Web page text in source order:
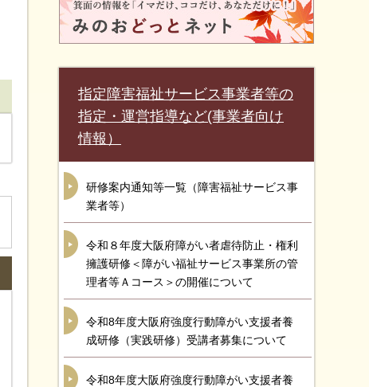
指定障害福祉サービス事業者等の
指定・運営指導など(事業者向け
情報）
研修案内通知等一覧（障害福祉サービス事
業者等）
令和８年度大阪府障がい者虐待防止・権利
擁護研修＜障がい福祉サービス事業所の管
理者等Ａコース＞の開催について
令和8年度大阪府強度行動障がい支援者養
成研修（実践研修）受講者募集について
令和8年度大阪府強度行動障がい支援者養